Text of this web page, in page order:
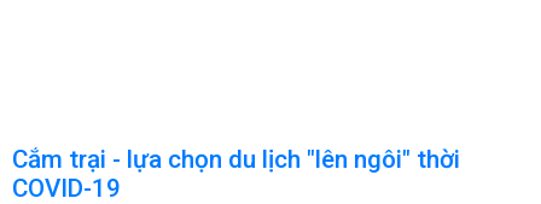
Cắm trại - lựa chọn du lịch "lên ngôi" thời
COVID-19